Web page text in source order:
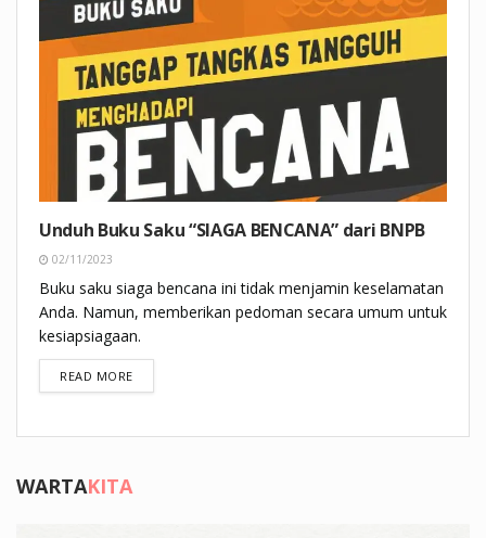
Unduh Buku Saku “SIAGA BENCANA” dari BNPB
02/11/2023
Buku saku siaga bencana ini tidak menjamin keselamatan
Anda. Namun, memberikan pedoman secara umum untuk
kesiapsiagaan.
READ MOREDETAILS
WARTAKITA